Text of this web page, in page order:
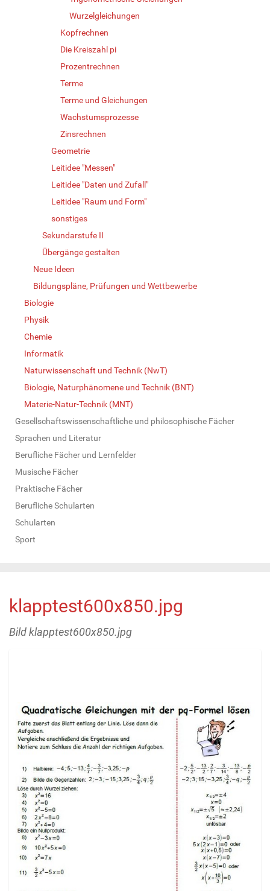
Wurzelgleichungen
Kopfrechnen
Die Kreiszahl pi
Prozentrechnen
Terme
Terme und Gleichungen
Wachstumsprozesse
Zinsrechnen
Geometrie
Leitidee "Messen"
Leitidee "Daten und Zufall"
Leitidee "Raum und Form"
sonstiges
Sekundarstufe II
Übergänge gestalten
Neue Ideen
Bildungspläne, Prüfungen und Wettbewerbe
Biologie
Physik
Chemie
Informatik
Naturwissenschaft und Technik (NwT)
Biologie, Naturphänomene und Technik (BNT)
Materie-Natur-Technik (MNT)
Gesellschaftswissenschaftliche und philosophische Fächer
Sprachen und Literatur
Berufliche Fächer und Lernfelder
Musische Fächer
Praktische Fächer
Berufliche Schularten
Schularten
Sport
klapptest600x850.jpg
Bild klapptest600x850.jpg